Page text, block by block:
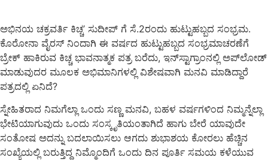
ಅಭಿನಯ ಚಕ್ರವರ್ತಿ ಕಿಚ್ಚ’ ಸುದೀಪ್ ಗೆ ಸೆ.2ರಂದು ಹುಟ್ಟುಹಬ್ಬದ ಸಂಭ್ರಮ.
ಕೊರೋನಾ ವೈರಸ್ ನಿಂದಾಗಿ ಈ ವರ್ಷದ ಹುಟ್ಟುಹಬ್ಬದ ಸಂಭ್ರಮಾಚರಣೆಗೆ
ಬ್ರೇಕ್ ಹಾಕಿರುವ ಕಿಚ್ಚ ಭಾವನಾತ್ಮಕ ಪತ್ರ ಬರೆದು, ಇನ್​ಸ್ಟಾಗ್ರಾಂನಲ್ಲಿ ಅಪ್​ಲೋಡ್
ಮಾಡುವುದರ ಮೂಲಕ ಅಭಿಮಾನಿಗಳಲ್ಲಿ ವಿಶೇಷವಾಗಿ ಮನವಿ ಮಾಡಿದ್ದಾರೆ
ಪತ್ರದಲ್ಲಿ ಏನಿದೆ?
ಸ್ನೇಹಿತರಾದ ನಿಮಗೆಲ್ಲಾ ಒಂದು ಸಣ್ಣ ಮನವಿ, ಬಹಳ ವರ್ಷಗಳಿಂದ ನಿಮ್ಮನ್ನೆಲ್ಲಾ
ಭೇಟಿಯಾಗುವುದು ಒಂದು ಸಂಸ್ಕೃತಿಯಂತಾಗಿದೆ ಹಾಗು ಬೇರೆ ಯಾವುದೇ
ಸಂತೋಷ ಅದನ್ನು ಬದಲಾಯಿಸಲು ಆಗದು ಶುಭಾಶಯ ಕೋರಲು ಹೆಚ್ಚಿನ
ಸಂಖ್ಯೆಯಲ್ಲಿ ಬರುತ್ತಿದ್ದ ನಿಮ್ಮೊಂದಿಗೆ ಒಂದು ದಿನ ಪೂರ್ತಿ ಸಮಯ ಕಳೆಯುವ